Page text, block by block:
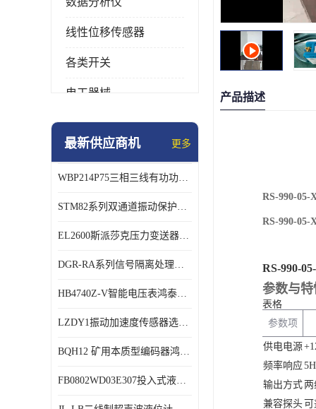
线性位移传感器
各类开关
电工器械
模块化产品
特殊用处传感器
特殊用途变送器
最新供应商机 更多
WBP214P75三相三线有功功率传感器鸿泰顺达产品稳定性好
STM82系列双通道振动保护表鸿泰产品技术规格
EL2600斯派莎克压力变送器技术规格
DGR-RA系列信号隔离处理器鸿泰产品技术规格
HB4740Z-V智能电压表鸿泰产品外形美观大方
LZDY1振动加速度传感器选型资料
BQH12 矿用本质型编码器鸿泰产品实物展示
FB0802WD03E307投入式液位计鸿泰产品选型参数
产品描述
RS-990-05-
RS-990-05-
RS-990-
参数与特
表格
参数项
供电电源
频率响应
输出方式
兼容探头